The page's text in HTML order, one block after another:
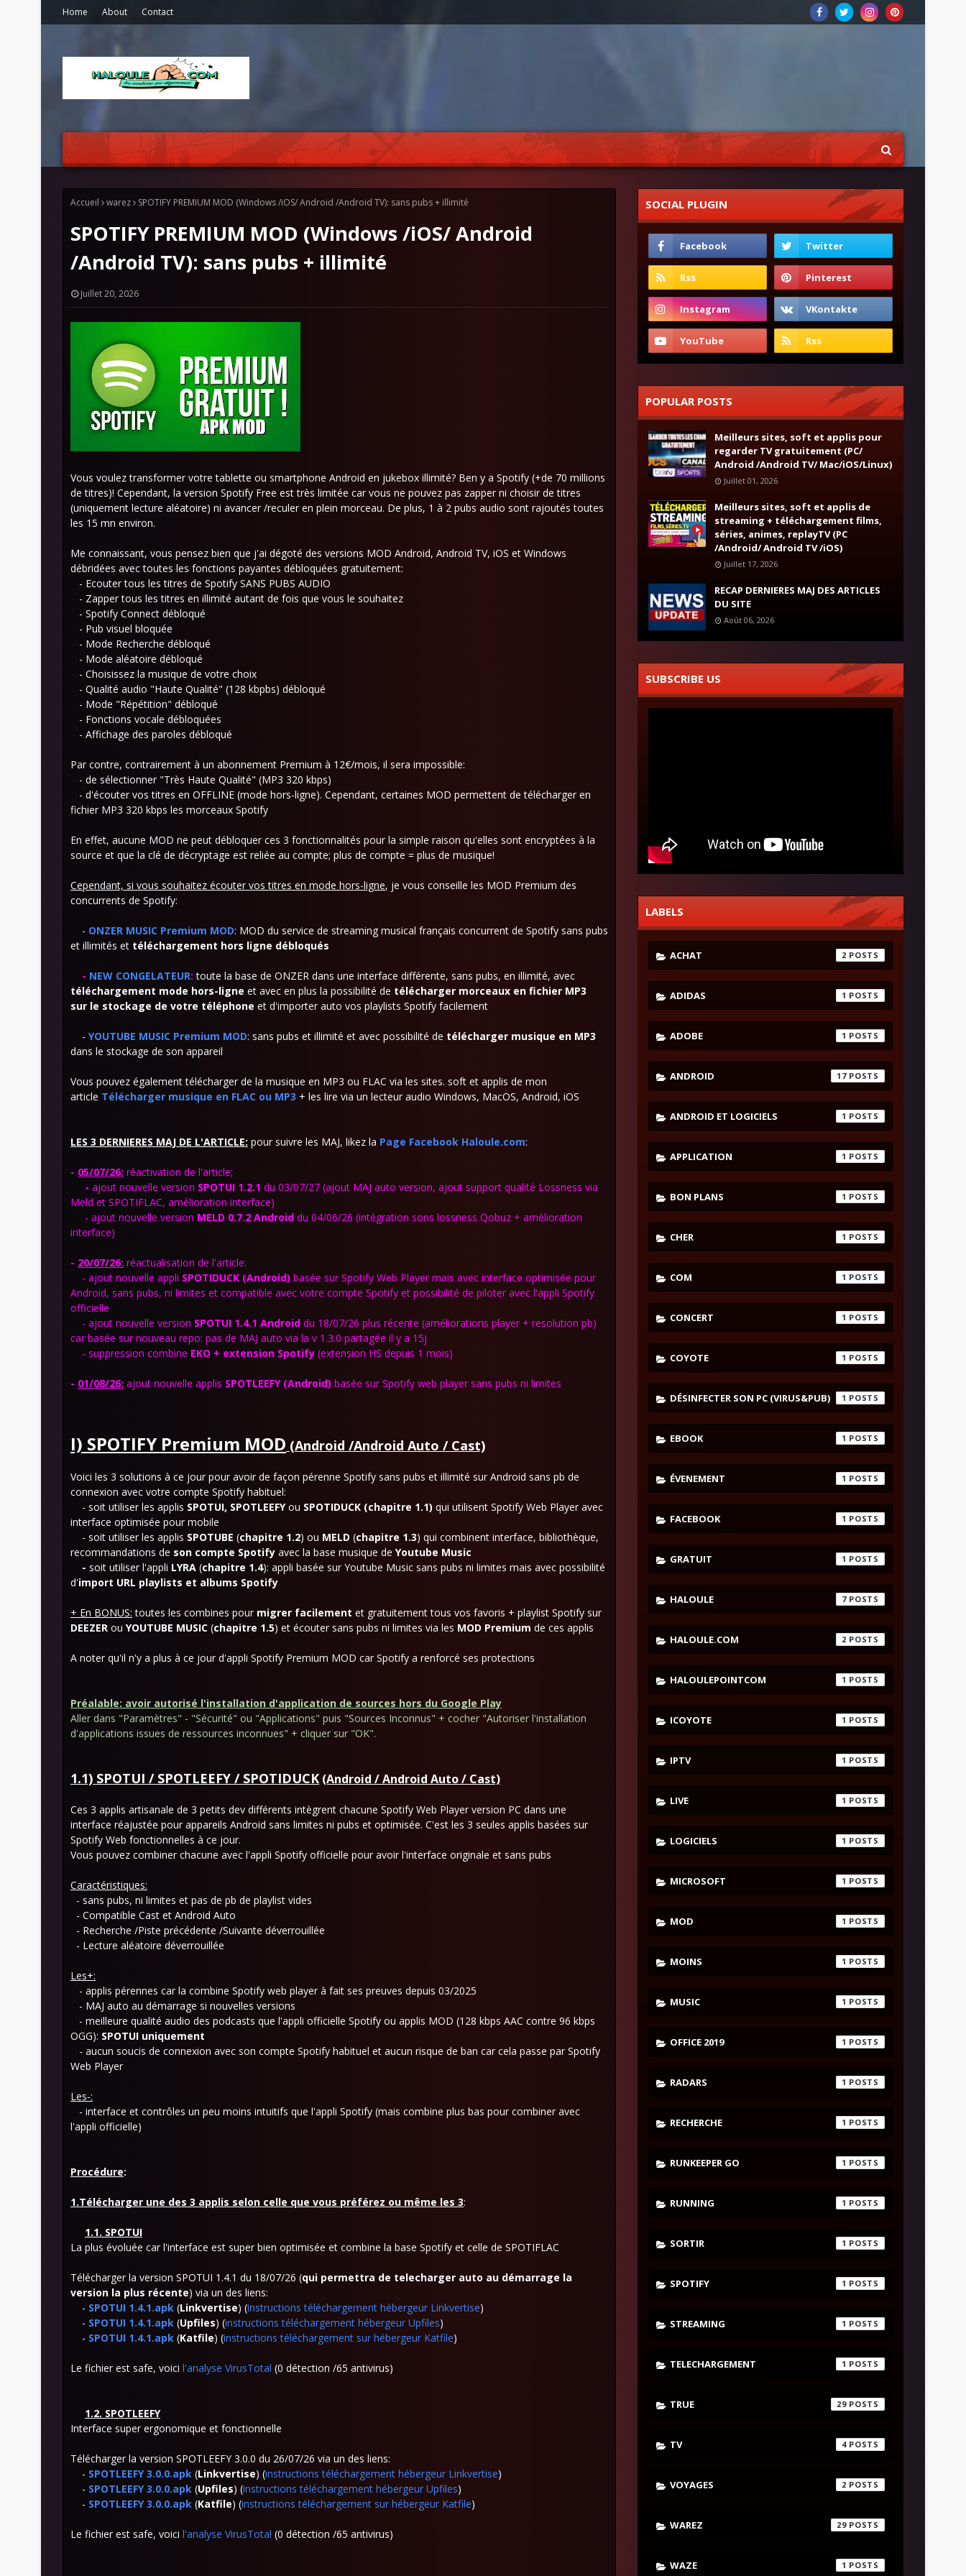
Home About Contact
Accueil warez SPOTIFY PREMIUM MOD (Windows /iOS/ Android /Android TV): sans pubs + illimité
SPOTIFY PREMIUM MOD (Windows /iOS/ Android
/Android TV): sans pubs + illimité
Juillet 20, 2026
Vous voulez transformer votre tablette ou smartphone Android en jukebox illimité? Ben y a Spotify (+de 70 millions
de titres)! Cependant, la version Spotify Free est très limitée car vous ne pouvez pas zapper ni choisir de titres
(uniquement lecture aléatoire) ni avancer /reculer en plein morceau. De plus, 1 à 2 pubs audio sont rajoutés toutes
les 15 mn environ.
Me connaissant, vous pensez bien que j'ai dégoté des versions MOD Android, Android TV, iOS et Windows
débridées avec toutes les fonctions payantes débloquées gratuitement:
- Ecouter tous les titres de Spotify SANS PUBS AUDIO
- Zapper tous les titres en illimité autant de fois que vous le souhaitez
- Spotify Connect débloqué
- Pub visuel bloquée
- Mode Recherche débloqué
- Mode aléatoire débloqué
- Choisissez la musique de votre choix
- Qualité audio "Haute Qualité" (128 kbpbs) débloqué
- Mode "Répétition" débloqué
- Fonctions vocale débloquées
- Affichage des paroles débloqué
Par contre, contrairement à un abonnement Premium à 12€/mois, il sera impossible:
- de sélectionner "Très Haute Qualité" (MP3 320 kbps)
- d'écouter vos titres en OFFLINE (mode hors-ligne). Cependant, certaines MOD permettent de télécharger en
fichier MP3 320 kbps les morceaux Spotify
En effet, aucune MOD ne peut débloquer ces 3 fonctionnalités pour la simple raison qu'elles sont encryptées à la
source et que la clé de décryptage est reliée au compte; plus de compte = plus de musique!
Cependant, si vous souhaitez écouter vos titres en mode hors-ligne, je vous conseille les MOD Premium des
concurrents de Spotify:
- ONZER MUSIC Premium MOD: MOD du service de streaming musical français concurrent de Spotify sans pubs
et illimités et téléchargement hors ligne débloqués
- NEW CONGELATEUR:toute la base de ONZER dans une interface différente, sans pubs, en illimité, avec
téléchargement mode hors-ligne et avec en plus la possibilité de télécharger morceaux en fichier MP3
sur le stockage de votre téléphone et d'importer auto vos playlists Spotify facilement
- YOUTUBE MUSIC Premium MOD: sans pubs et illimité et avec possibilité de télécharger musique en MP3
dans le stockage de son appareil
Vous pouvez également télécharger de la musique en MP3 ou FLAC via les sites. soft et applis de mon
article Télécharger musique en FLAC ou MP3 + les lire via un lecteur audio Windows, MacOS, Android, iOS
LES 3 DERNIERES MAJ DE L'ARTICLE: pour suivre les MAJ, likez la Page Facebook Haloule.com:
- 05/07/26: réactivation de l'article;
- ajout nouvelle version SPOTUI 1.2.1 du 03/07/27 (ajout MAJ auto version, ajout support qualité Lossness via
Meld et SPOTIFLAC, amélioration interface)
- ajout nouvelle version MELD 0.7.2 Android du 04/06/26 (intégration sons lossness Qobuz + amélioration
interface)
- 20/07/26: réactualisation de l'article:
- ajout nouvelle appli SPOTIDUCK (Android) basée sur Spotify Web Player mais avec interface optimisée pour
Android, sans pubs, ni limites et compatible avec votre compte Spotify et possibilité de piloter avec l'appli Spotify
officielle
- ajout nouvelle version SPOTUI 1.4.1 Android du 18/07/26 plus récente (améliorations player + resolution pb)
car basée sur nouveau repo: pas de MAJ auto via la v 1.3.0 partagée il y a 15j
- suppression combine EKO + extension Spotify (extension HS depuis 1 mois)
- 01/08/26: ajout nouvelle applis SPOTLEEFY (Android) basée sur Spotify web player sans pubs ni limites
I) SPOTIFY Premium MOD (Android /Android Auto / Cast)
Voici les 3 solutions à ce jour pour avoir de façon pérenne Spotify sans pubs et illimité sur Android sans pb de
connexion avec votre compte Spotify habituel:
- soit utiliser les applis SPOTUI, SPOTLEEFYou SPOTIDUCK (chapitre 1.1) qui utilisent Spotify Web Player avec
interface optimisée pour mobile
- soit utiliser les applis SPOTUBE (chapitre 1.2) ou MELD (chapitre 1.3) qui combinent interface, bibliothèque,
recommandations de son compte Spotify avec la base musique de Youtube Music
- soit utiliser l'appli LYRA (chapitre 1.4): appli basée sur Youtube Music sans pubs ni limites mais avec possibilité
d'import URL playlists et albums Spotify
+ En BONUS: toutes les combines pour migrer facilement et gratuitement tous vos favoris + playlist Spotify sur
DEEZER ou YOUTUBE MUSIC (chapitre 1.5) et écouter sans pubs ni limites via les MOD Premium de ces applis
A noter qu'il n'y a plus à ce jour d'appli Spotify Premium MOD car Spotify a renforcé ses protections
Préalable: avoir autorisé l'installation d'application de sources hors du Google Play
Aller dans "Paramètres" - "Sécurité" ou "Applications" puis "Sources Inconnus" + cocher "Autoriser l'installation
d'applications issues de ressources inconnues" + cliquer sur "OK".
1.1) SPOTUI / SPOTLEEFY / SPOTIDUCK (Android / Android Auto / Cast)
Ces 3 applis artisanale de 3 petits dev différents intègrent chacune Spotify Web Player version PC dans une
interface réajustée pour appareils Android sans limites ni pubs et optimisée. C'est les 3 seules applis basées sur
Spotify Web fonctionnelles à ce jour.
Vous pouvez combiner chacune avec l'appli Spotify officielle pour avoir l'interface originale et sans pubs
Caractéristiques:
- sans pubs, ni limites et pas de pb de playlist vides
- Compatible Cast et Android Auto
- Recherche /Piste précédente /Suivante déverrouillée
- Lecture aléatoire déverrouillée
Les+:
- applis pérennes car la combine Spotify web player à fait ses preuves depuis 03/2025
- MAJ auto au démarrage si nouvelles versions
- meilleure qualité audio des podcasts que l'appli officielle Spotify ou applis MOD (128 kbps AAC contre 96 kbps
OGG): SPOTUI uniquement
- aucun soucis de connexion avec son compte Spotify habituel et aucun risque de ban car cela passe par Spotify
Web Player
Les-:
- interface et contrôles un peu moins intuitifs que l'appli Spotify (mais combine plus bas pour combiner avec
l'appli officielle)
Procédure:
1.Télécharger une des 3 applis selon celle que vous préférez ou même les 3:
1.1. SPOTUI
La plus évoluée car l'interface est super bien optimisée et combine la base Spotify et celle de SPOTIFLAC
Télécharger la version SPOTUI 1.4.1 du 18/07/26 (qui permettra de telecharger auto au démarrage la
version la plus récente) via un des liens:
- SPOTUI 1.4.1.apk (Linkvertise) (instructions téléchargement hébergeur Linkvertise)
- SPOTUI 1.4.1.apk (Upfiles) (instructions téléchargement hébergeur Upfiles)
- SPOTUI 1.4.1.apk (Katfile) (instructions téléchargement sur hébergeur Katfile)
Le fichier est safe, voici l'analyse VirusTotal (0 détection /65 antivirus)
1.2. SPOTLEEFY
Interface super ergonomique et fonctionnelle
Télécharger la version SPOTLEEFY 3.0.0 du 26/07/26 via un des liens:
- SPOTLEEFY 3.0.0.apk (Linkvertise) (instructions téléchargement hébergeur Linkvertise)
- SPOTLEEFY 3.0.0.apk (Upfiles) (instructions téléchargement hébergeur Upfiles)
- SPOTLEEFY 3.0.0.apk (Katfile) (instructions téléchargement sur hébergeur Katfile)
Le fichier est safe, voici l'analyse VirusTotal (0 détection /65 antivirus)
SOCIAL PLUGIN
POPULAR POSTS
Meilleurs sites, soft et applis pour
regarder TV gratuitement (PC/
Android /Android TV/ Mac/iOS/Linux)
Juillet 01, 2026
Meilleurs sites, soft et applis de
streaming + téléchargement films,
séries, animes, replayTV (PC
/Android/ Android TV /iOS)
Juillet 17, 2026
RECAP DERNIERES MAJ DES ARTICLES
DU SITE
Août 06, 2026
SUBSCRIBE US
LABELS
ACHAT 2
ADIDAS 1
ADOBE 1
ANDROID 17
ANDROID ET LOGICIELS 1
APPLICATION 1
BON PLANS 1
CHER 1
COM 1
CONCERT 1
COYOTE 1
DÉSINFECTER SON PC (VIRUS&PUB) 1
EBOOK 1
ÉVENEMENT 1
FACEBOOK 1
GRATUIT 1
HALOULE 7
HALOULE.COM 2
HALOULEPOINTCOM 1
ICOYOTE 1
IPTV 1
LIVE 1
LOGICIELS 1
MICROSOFT 1
MOD 1
MOINS 1
MUSIC 1
OFFICE 2019 1
RADARS 1
RECHERCHE 1
RUNKEEPER GO 1
RUNNING 1
SORTIR 1
SPOTIFY 1
STREAMING 1
TELECHARGEMENT 1
TRUE 29
TV 4
VOYAGES 2
WAREZ 29
WAZE 1